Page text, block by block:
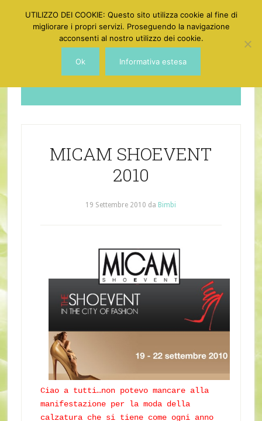
Dotgirl
MICAM SHOEVENT
2010
19 Settembre 2010 da Bimbi
Ciao a tutti…non potevo mancare alla
manifestazione per la moda della
calzatura che si tiene come ogni anno
UTILIZZO DEI COOKIE: Questo sito utilizza cookie al fine di
migliorare i propri servizi. Proseguendo la navigazione
acconsenti al nostro utilizzo dei cookie.
Ok Informativa estesa